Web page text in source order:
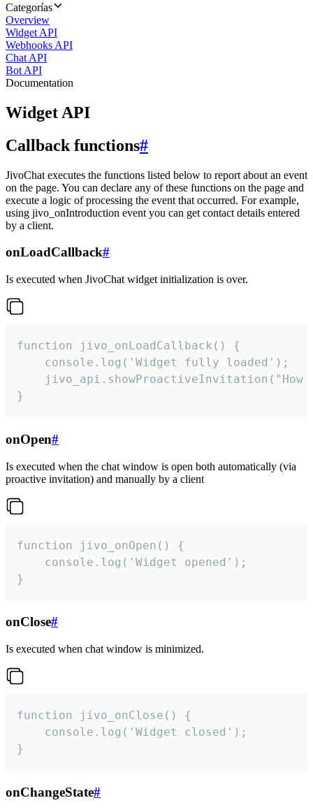
Categorías
Overview
Widget API
Webhooks API
Chat API
Bot API
Documentation
Widget API
Callback functions#
JivoChat executes the functions listed below to report about an event
on the page. You can declare any of these functions on the page and
execute a logic of processing the event that occurred. For example,
using jivo_onIntroduction event you can get contact details entered
by a client.
onLoadCallback#
Is executed when JivoChat widget initialization is over.
function jivo_onLoadCallback() {
    console.log('Widget fully loaded');
jivo_api.showProactiveInvitation("How
}
onOpen#
Is executed when the chat window is open both automatically (via
proactive invitation) and manually by a client
function jivo_onOpen() {
    console.log('Widget opened');
}
onClose#
Is executed when chat window is minimized.
function jivo_onClose() {
    console.log('Widget closed');
}
onChangeState#